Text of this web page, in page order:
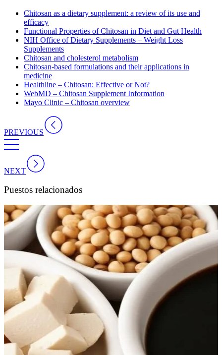
Chitosan as a dietary supplement: a review of its use and
efficacy
Functional Properties of Chitosan in Diet and Gut Health
NIH Office of Dietary Supplements – Weight Loss
Supplements
Chitosan and cholesterol metabolism
Chitosan-based formulations and their applications in
medicine
Healthline – Chitosan: Effective or Not?
WebMD – Chitosan Supplement Information
Mayo Clinic – Chitosan overview
PREVIOUS
NEXT
Puestos relacionados